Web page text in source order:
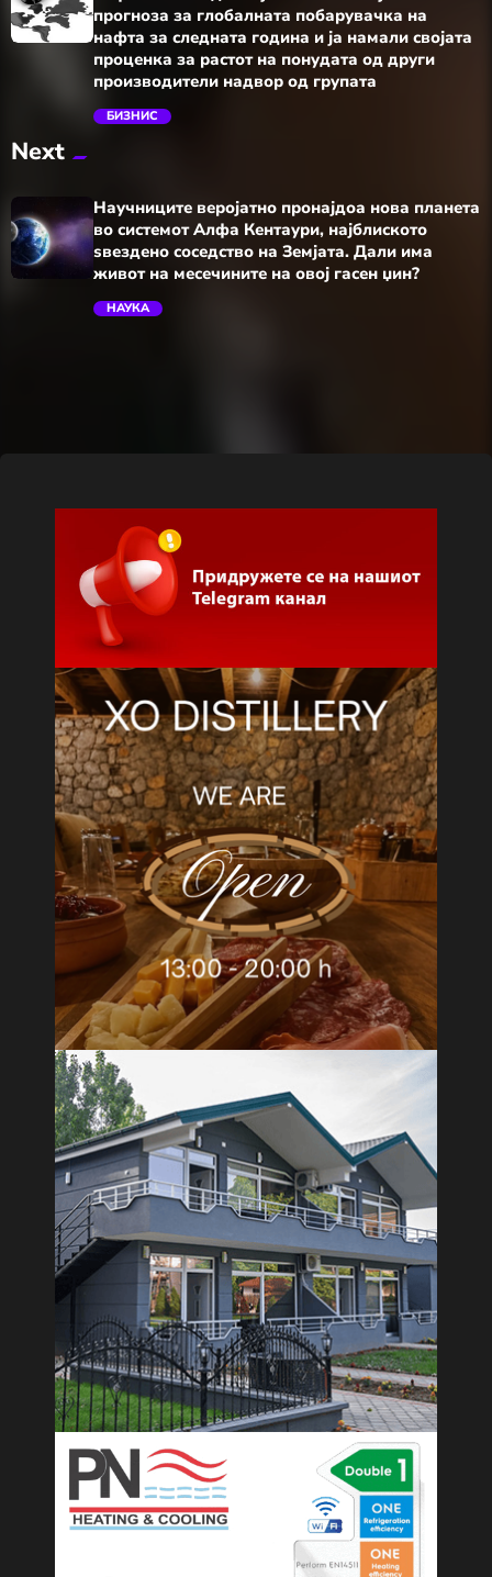
прогноза за глобалната побарувачка на
нафта за следната година и ја намали својата
проценка за растот на понудата од други
производители надвор од групата
БИЗНИС
Next
Научниците веројатно пронајдоа нова планета
во системот Алфа Кентаури, најблиското
ѕвездено соседство на Земјата. Дали има
живот на месечините на овој гасен џин?
НАУКА